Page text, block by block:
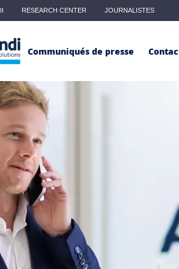
RESEARCH CENTER JOURNALISTES
Communiqués de presse